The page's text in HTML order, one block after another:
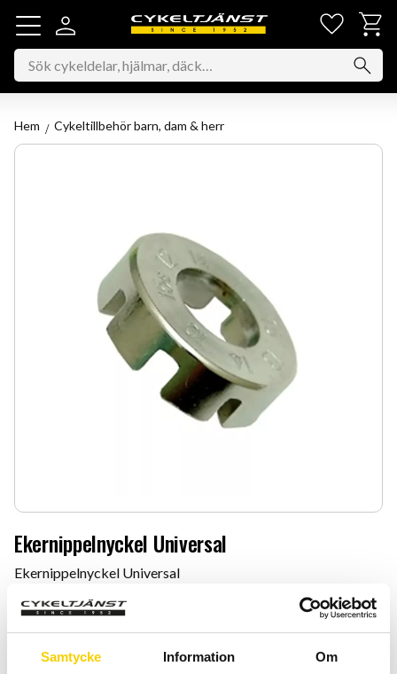
Samtycke Information Om
Meny
Hem Cykeltillbehör barn, dam & herr
Ekernippelnyckel Universal
Ekernippelnyckel Universal
59:-
Antal